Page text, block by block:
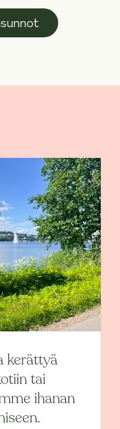
kerättyä
tai
ihanan